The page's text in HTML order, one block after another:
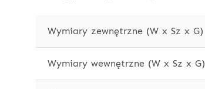
Wymiary zewnętrzne (W x Sz x G)
Wymiary wewnętrzne (W x Sz x G)